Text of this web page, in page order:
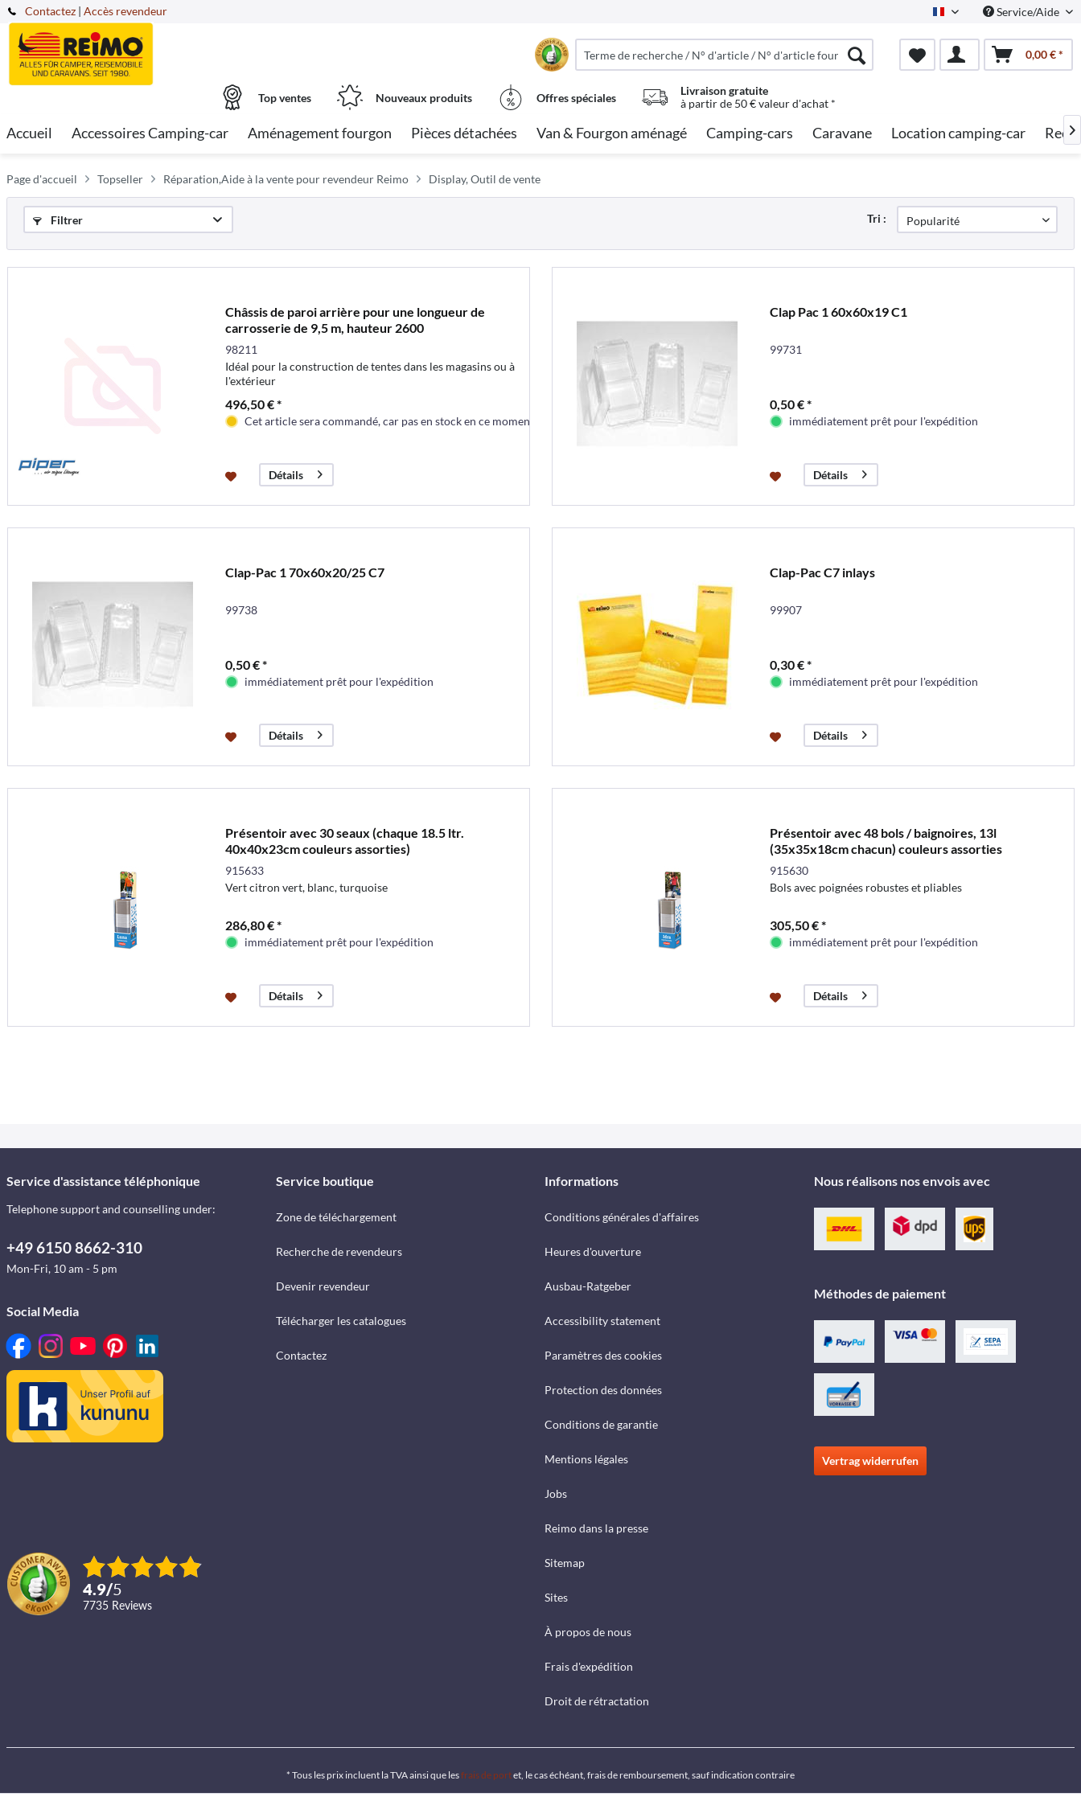
Contactez French Service/Aide
| Accès revendeur
0,00 € *
Top ventes Nouveaux produits Offres spéciales
Livraison gratuite
à partir de 50 € valeur d'achat *
Accueil Accessoires Camping-car Aménagement fourgon Pièces détachées Van & Fourgon aménagé Camping-cars Caravane Location camping-car 
Page d'accueil Topseller Réparation,Aide à la vente pour revendeur Reimo Display, Outil de vente
Filtrer Tri :
Châssis de paroi arrière pour une longueur de
carrosserie de 9,5 m, hauteur 2600
98211
Idéal pour la construction de tentes dans les magasins ou à
l'extérieur
496,50 € *
Cet article sera commandé, car pas en stock en ce moment
Détails
Clap Pac 1 60x60x19 C1
99731
0,50 € *
immédiatement prêt pour l'expédition
Détails
Clap-Pac 1 70x60x20/25 C7
99738
0,50 € *
immédiatement prêt pour l'expédition
Détails
Clap-Pac C7 inlays
99907
0,30 € *
immédiatement prêt pour l'expédition
Détails
Présentoir avec 30 seaux (chaque 18.5 ltr.
40x40x23cm couleurs assorties)
915633
Vert citron vert, blanc, turquoise
286,80 € *
immédiatement prêt pour l'expédition
Détails
Présentoir avec 48 bols / baignoires, 13l
(35x35x18cm chacun) couleurs assorties
915630
Bols avec poignées robustes et pliables
305,50 € *
immédiatement prêt pour l'expédition
Détails
Service d'assistance téléphonique
Telephone support and counselling under:
+49 6150 8662-310
Mon-Fri, 10 am - 5 pm
Social Media
4.9/5
7735 reviews
Service boutique
Zone de téléchargement
Recherche de revendeurs
Devenir revendeur
Télécharger les catalogues
Contactez
Informations
Conditions générales d'affaires
Heures d'ouverture
Ausbau-Ratgeber
Accessibility statement
Paramètres des cookies
Protection des données
Conditions de garantie
Mentions légales
Jobs
Reimo dans la presse
Sitemap
Sites
À propos de nous
Frais d'expédition
Droit de rétractation
Nous réalisons nos envois avec
Méthodes de paiement
Vertrag widerrufen
* Tous les prix incluent la TVA ainsi que lesfrais de portet, le cas échéant, frais de remboursement, sauf indication contraire